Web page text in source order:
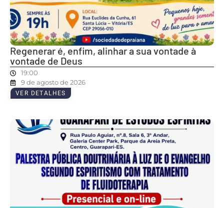
Regenerar é, enfim, alinhar a sua vontade à
vontade de Deus
19:00
9 de agosto de 2026
VER DETALHES